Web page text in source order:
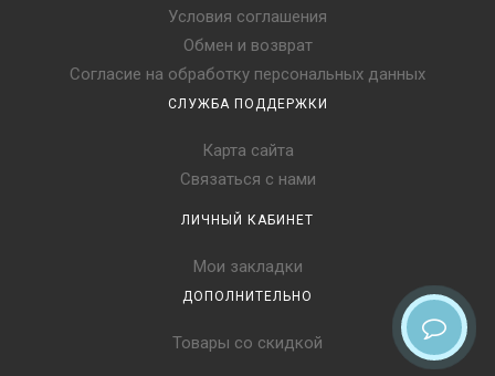
Условия соглашения
Обмен и возврат
Согласие на обработку персональных данных
СЛУЖБА ПОДДЕРЖКИ
Карта сайта
Связаться с нами
ЛИЧНЫЙ КАБИНЕТ
Мои закладки
ДОПОЛНИТЕЛЬНО
Товары со скидкой